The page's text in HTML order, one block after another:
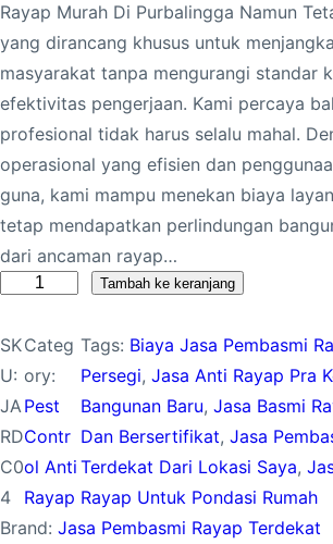
Rayap Murah Di Purbalingga Namun
yang dirancang khusus untuk
masyarakat tanpa mengurangi standar
efektivitas pengerjaan. Kami percaya
profesional tidak harus selalu mahal.
operasional yang efisien dan
guna, kami mampu menekan biaya
tetap mendapatkan perlindungan
dari ancaman rayap…
a
n
t
i
t
a
s
Tambah ke keranjang
SK
U:
JA
RD
C0
4
Categ
ory:
Pest
Contr
ol Anti
Rayap
Tags: Biaya Jasa Pembasmi
Persegi, Jasa Anti Rayap Pra
Bangunan Baru, Jasa Basmi
Dan Bersertifikat, Jasa
Terdekat Dari Lokasi Saya,
Rayap Untuk Pondasi Rumah
Brand: Jasa Pembasmi Rayap Terdekat